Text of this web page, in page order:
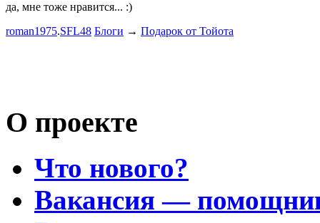
да, мне тоже нравится... :)
roman1975.SFL48 Блоги → Подарок от Тойота
О проекте
Что нового?
Вакансия —